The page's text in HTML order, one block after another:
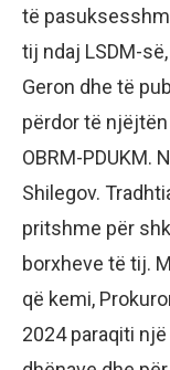
të
tij ndaj LSDM-
Geron dhe të
përdor të
OBRM-PDUKM.
Shilegov.
pritshme për
borxheve të tij.
që kemi,
2024 paraqiti